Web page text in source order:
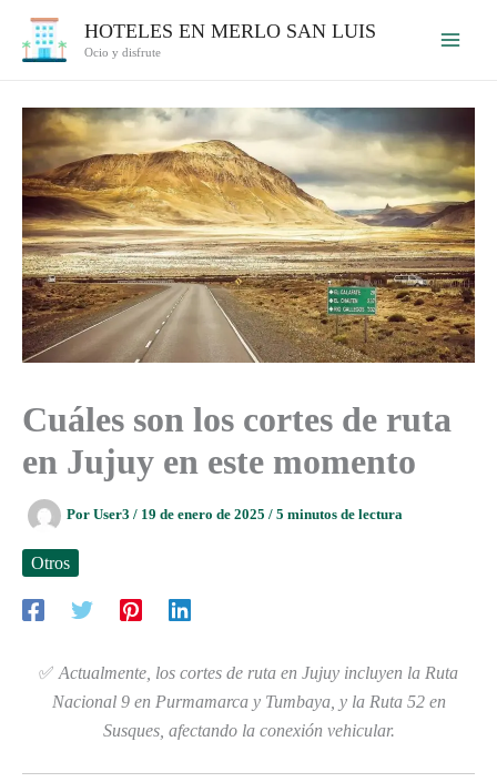
HOTELES EN MERLO SAN LUIS
Ocio y disfrute
Cuáles son los cortes de ruta
en Jujuy en este momento
Por User3 / 19 de enero de 2025 / 5 minutos de lectura
Otros
✅ Actualmente, los cortes de ruta en Jujuy incluyen la Ruta
Nacional 9 en Purmamarca y Tumbaya, y la Ruta 52 en
Susques, afectando la conexión vehicular.